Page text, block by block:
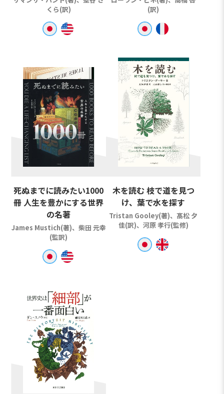
くら(訳)
(訳)
死ぬまでに読みたい1000
冊 人生を豊かにする世界
の名著
James Mustich(著)、柴田 元幸
(監訳)
木を読む 枝で道を見つ
け、葉で水を探す
Tristan Gooley(著)、髙松 夕
佳(訳)、河原 孝行(監修)